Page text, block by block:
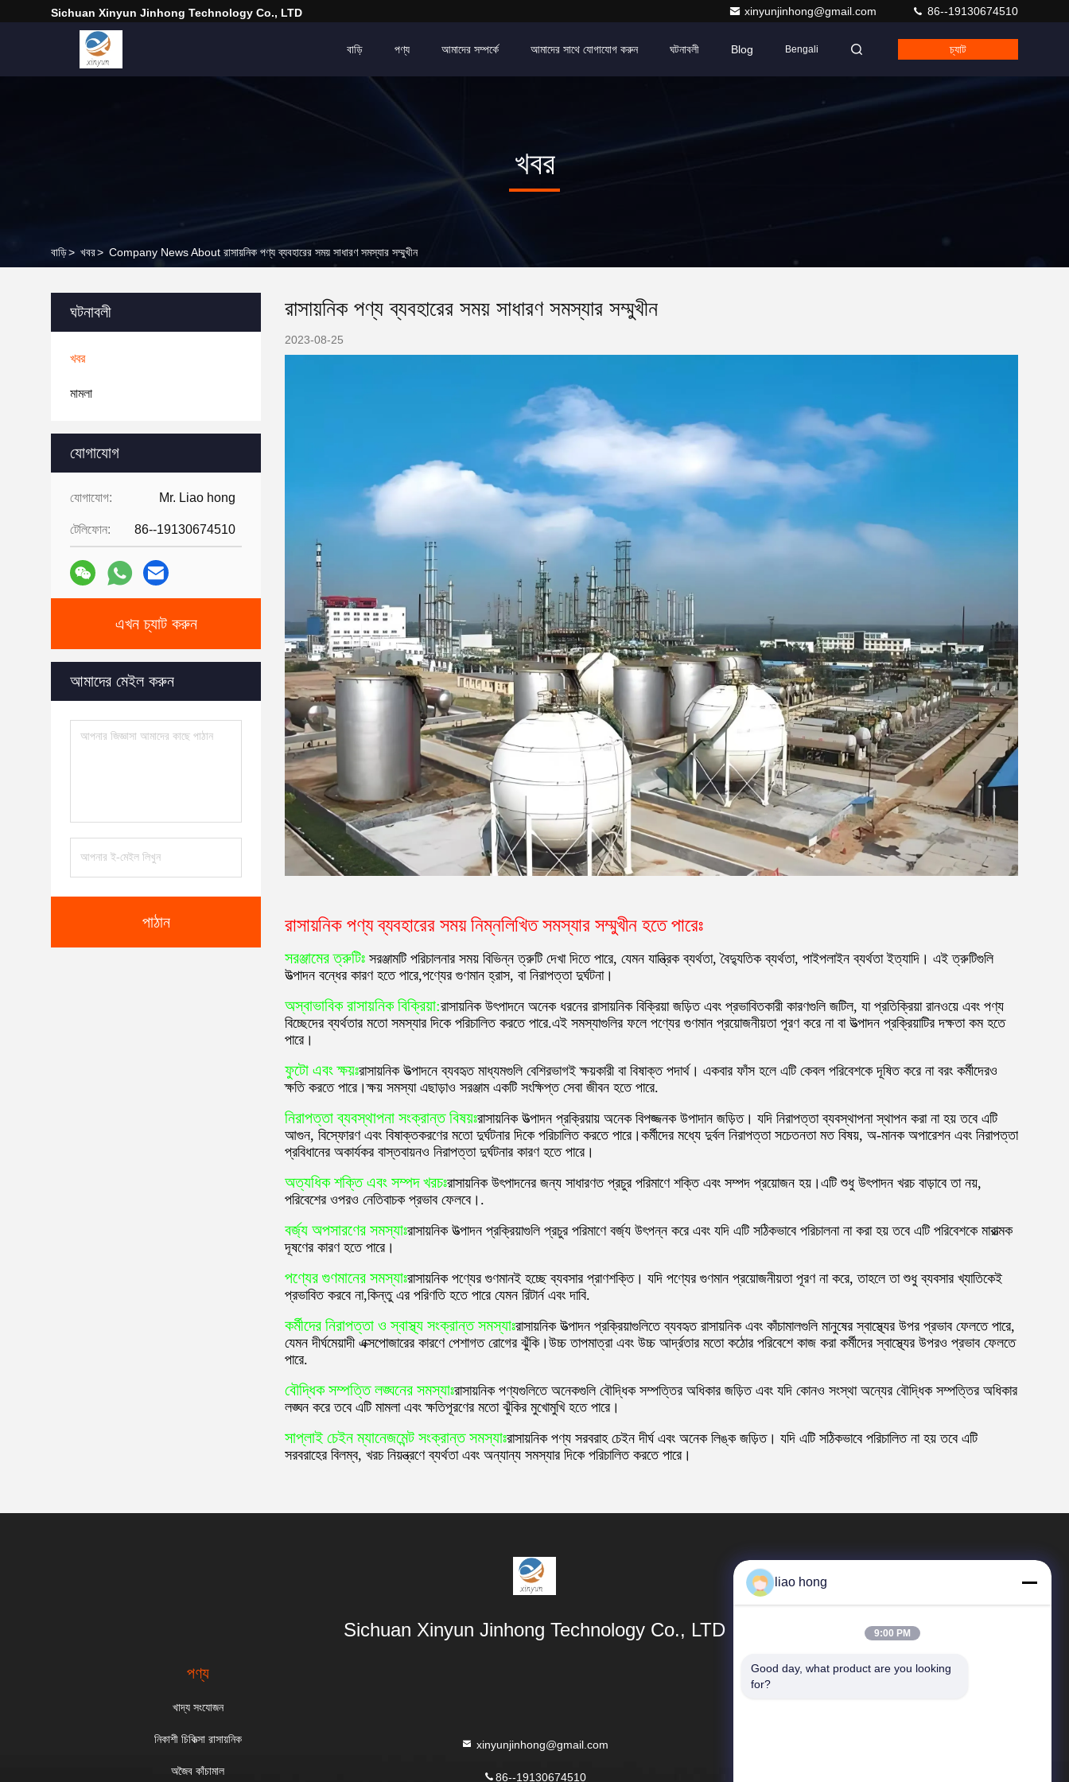
Sichuan Xinyun Jinhong Technology Co., LTD xinyunjinhong@gmail.com 86--19130674510
বাড়ি পণ্য আমাদের সম্পর্কে আমাদের সাথে যোগাযোগ করুন ঘটনাবলী Blog Bengali চ্যাট
খবর
বাড়ি> খবর> Company News About রাসায়নিক পণ্য ব্যবহারের সময় সাধারণ সমস্যার সম্মুখীন
ঘটনাবলী
খবর
মামলা
যোগাযোগ
যোগাযোগ: Mr. Liao hong
টেলিফোন: 86--19130674510
এখন চ্যাট করুন
আমাদের মেইল করুন
পাঠান
রাসায়নিক পণ্য ব্যবহারের সময় সাধারণ সমস্যার সম্মুখীন
2023-08-25
রাসায়নিক পণ্য ব্যবহারের সময় নিম্নলিখিত সমস্যার সম্মুখীন হতে পারেঃ
সরঞ্জামের ত্রুটিঃ সরঞ্জামটি পরিচালনার সময় বিভিন্ন ত্রুটি দেখা দিতে পারে, যেমন যান্ত্রিক ব্যর্থতা, বৈদ্যুতিক ব্যর্থতা, পাইপলাইন ব্যর্থতা ইত্যাদি। এই ত্রুটিগুলি
উত্পাদন বন্ধের কারণ হতে পারে,পণ্যের গুণমান হ্রাস, বা নিরাপত্তা দুর্ঘটনা।
অস্বাভাবিক রাসায়নিক বিক্রিয়া:রাসায়নিক উৎপাদনে অনেক ধরনের রাসায়নিক বিক্রিয়া জড়িত এবং প্রভাবিতকারী কারণগুলি জটিল, যা প্রতিক্রিয়া রানওয়ে এবং পণ্য
বিচ্ছেদের ব্যর্থতার মতো সমস্যার দিকে পরিচালিত করতে পারে.এই সমস্যাগুলির ফলে পণ্যের গুণমান প্রয়োজনীয়তা পূরণ করে না বা উত্পাদন প্রক্রিয়াটির দক্ষতা কম হতে
পারে।
ফুটো এবং ক্ষয়ঃরাসায়নিক উত্পাদনে ব্যবহৃত মাধ্যমগুলি বেশিরভাগই ক্ষয়কারী বা বিষাক্ত পদার্থ। একবার ফাঁস হলে এটি কেবল পরিবেশকে দূষিত করে না বরং কর্মীদেরও
ক্ষতি করতে পারে।ক্ষয় সমস্যা এছাড়াও সরঞ্জাম একটি সংক্ষিপ্ত সেবা জীবন হতে পারে.
নিরাপত্তা ব্যবস্থাপনা সংক্রান্ত বিষয়ঃরাসায়নিক উত্পাদন প্রক্রিয়ায় অনেক বিপজ্জনক উপাদান জড়িত। যদি নিরাপত্তা ব্যবস্থাপনা স্থাপন করা না হয় তবে এটি
আগুন, বিস্ফোরণ এবং বিষাক্তকরণের মতো দুর্ঘটনার দিকে পরিচালিত করতে পারে।কর্মীদের মধ্যে দুর্বল নিরাপত্তা সচেতনতা মত বিষয়, অ-মানক অপারেশন এবং নিরাপত্তা
প্রবিধানের অকার্যকর বাস্তবায়নও নিরাপত্তা দুর্ঘটনার কারণ হতে পারে।
অত্যধিক শক্তি এবং সম্পদ খরচঃরাসায়নিক উৎপাদনের জন্য সাধারণত প্রচুর পরিমাণে শক্তি এবং সম্পদ প্রয়োজন হয়।এটি শুধু উৎপাদন খরচ বাড়াবে তা নয়,
পরিবেশের ওপরও নেতিবাচক প্রভাব ফেলবে।.
বর্জ্য অপসারণের সমস্যাঃরাসায়নিক উত্পাদন প্রক্রিয়াগুলি প্রচুর পরিমাণে বর্জ্য উৎপন্ন করে এবং যদি এটি সঠিকভাবে পরিচালনা না করা হয় তবে এটি পরিবেশকে মারাত্মক
দূষণের কারণ হতে পারে।
পণ্যের গুণমানের সমস্যাঃরাসায়নিক পণ্যের গুণমানই হচ্ছে ব্যবসার প্রাণশক্তি। যদি পণ্যের গুণমান প্রয়োজনীয়তা পূরণ না করে, তাহলে তা শুধু ব্যবসার খ্যাতিকেই
প্রভাবিত করবে না,কিন্তু এর পরিণতি হতে পারে যেমন রিটার্ন এবং দাবি.
কর্মীদের নিরাপত্তা ও স্বাস্থ্য সংক্রান্ত সমস্যাঃরাসায়নিক উত্পাদন প্রক্রিয়াগুলিতে ব্যবহৃত রাসায়নিক এবং কাঁচামালগুলি মানুষের স্বাস্থ্যের উপর প্রভাব ফেলতে পারে,
যেমন দীর্ঘমেয়াদী এক্সপোজারের কারণে পেশাগত রোগের ঝুঁকি।উচ্চ তাপমাত্রা এবং উচ্চ আর্দ্রতার মতো কঠোর পরিবেশে কাজ করা কর্মীদের স্বাস্থ্যের উপরও প্রভাব ফেলতে
পারে.
বৌদ্ধিক সম্পত্তি লঙ্ঘনের সমস্যাঃরাসায়নিক পণ্যগুলিতে অনেকগুলি বৌদ্ধিক সম্পত্তির অধিকার জড়িত এবং যদি কোনও সংস্থা অন্যের বৌদ্ধিক সম্পত্তির অধিকার
লঙ্ঘন করে তবে এটি মামলা এবং ক্ষতিপূরণের মতো ঝুঁকির মুখোমুখি হতে পারে।
সাপ্লাই চেইন ম্যানেজমেন্ট সংক্রান্ত সমস্যাঃরাসায়নিক পণ্য সরবরাহ চেইন দীর্ঘ এবং অনেক লিঙ্ক জড়িত। যদি এটি সঠিকভাবে পরিচালিত না হয় তবে এটি
সরবরাহের বিলম্ব, খরচ নিয়ন্ত্রণে ব্যর্থতা এবং অন্যান্য সমস্যার দিকে পরিচালিত করতে পারে।
Sichuan Xinyun Jinhong Technology Co., LTD
পণ্য
খাদ্য সংযোজন
নিকাশী চিকিত্সা রাসায়নিক
অজৈব কাঁচামাল
xinyunjinhong@gmail.com
86--19130674510
দ্রুত লিঙ্ক
liao hong
9:00 PM
Good day, what product are you looking
for?